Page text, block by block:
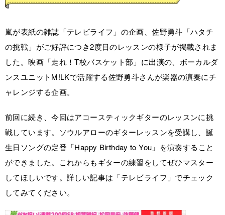
嵐が表紙の雑誌「テレビライフ」の企画、佐野勇斗「ハタチ
の挑戦」がご好評につき2度目のレッスンの様子が掲載されま
した。映画「走れ！T校バスケット部」に出演の、ボーカルダ
ンスユニットM!LKで活躍する佐野勇斗さんが楽器の演奏にチ
ャレンジする企画。
前回に続き、今回はアコースティックギターのレッスンに挑
戦しています。ソウルアローのギターレッスンを受講し、誕
生日ソングの定番「Happy Birthday to You」を演奏すること
ができました。これからもギターの練習をしてぜひマスター
してほしいです。詳しい記事は「テレビライフ」でチェック
してみてください。